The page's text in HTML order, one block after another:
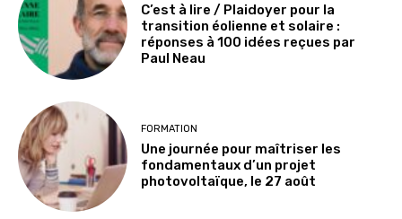
C’est à lire / Plaidoyer pour la
transition éolienne et solaire :
réponses à 100 idées reçues par
Paul Neau
FORMATION
Une journée pour maîtriser les
fondamentaux d’un projet
photovoltaïque, le 27 août